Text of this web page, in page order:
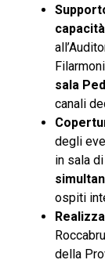
capacità
sala
canali
degli
in sala
ospiti
della